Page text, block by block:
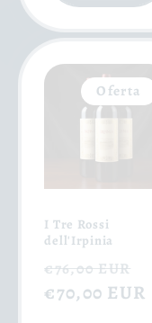
Oferta
I Tre Rossi
dell'Irpinia
Precio
habitual
€76,00 EUR
de
€70,00 EUR